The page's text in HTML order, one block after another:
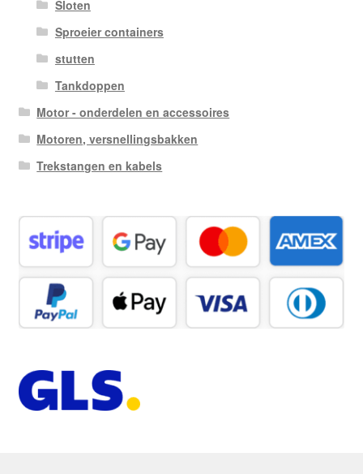
Sloten
Sproeier containers
stutten
Tankdoppen
Motor - onderdelen en accessoires
Motoren, versnellingsbakken
Trekstangen en kabels